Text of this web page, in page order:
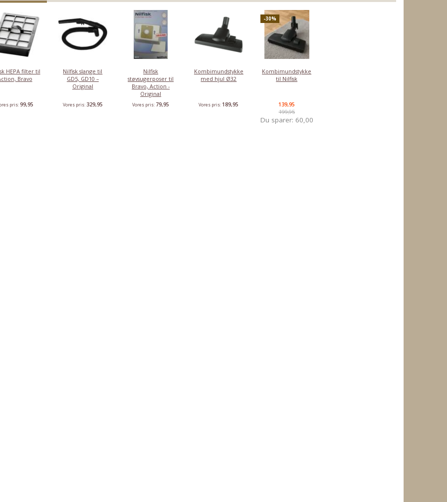
HEPA filter til
Bravo
pris:99,95
Nilfisk slange til
GD5, GD10 –
Original
Vores pris:329,95
Nilfisk
støvsugerposer til
Bravo, Action -
Original
Vores pris: 79,95
Kombimundstykke
med hjul Ø32
Vores pris: 189,95
-30%
Kombimundstykke
til Nilfisk
139,95
199,95
Du sparer: 60,00